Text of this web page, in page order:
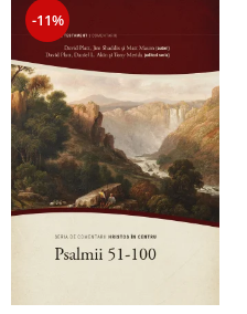
-11%